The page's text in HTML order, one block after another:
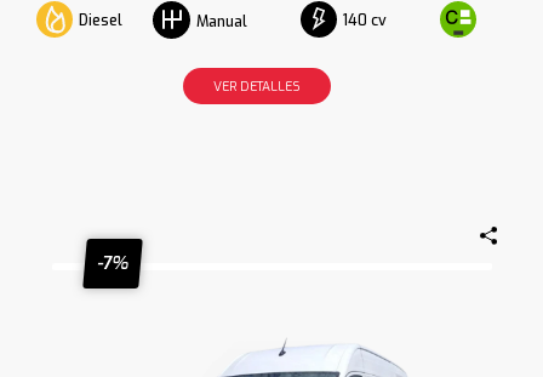
Diesel Manual 140 cv
VER DETALLES
-7%